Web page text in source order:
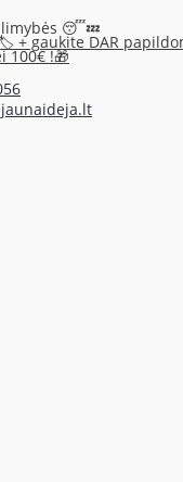
😴💤
+ gaukite DAR
100€ !🎁